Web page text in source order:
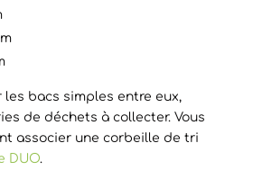
les bacs simples entre eux,
de déchets à collecter. Vous
associer une corbeille de tri
DUO.